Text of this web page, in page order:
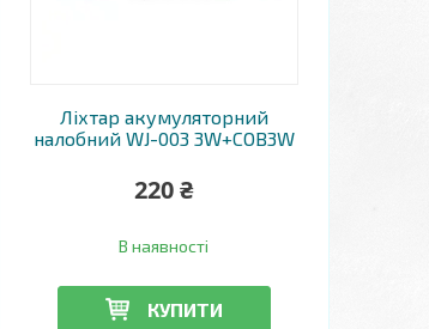
Ліхтар акумуляторний
налобний WJ-003 3W+COB3W
220 ₴
В наявності
КУПИТИ